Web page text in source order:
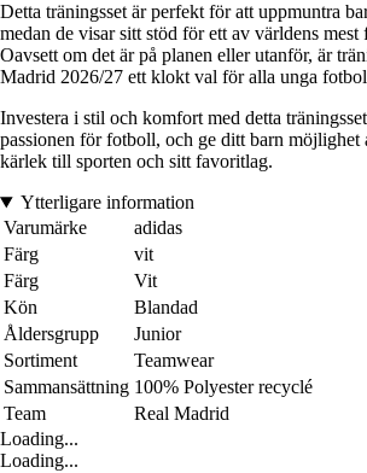
Detta träningsset är perfekt för att uppmuntra
medan de visar sitt stöd för ett av världens mest
Oavsett om det är på planen eller utanför, är
Madrid 2026/27 ett klokt val för alla unga
Investera i stil och komfort med detta
passionen för fotboll, och ge ditt barn möjlighet
kärlek till sporten och sitt favoritlag.
Ytterligare information
Varumärke
adidas
Färg
vit
Färg
Vit
Kön
Blandad
Åldersgrupp
Junior
Sortiment
Teamwear
Sammansättning 100% Polyester recyclé
Team
Real Madrid
Loading...
Loading...